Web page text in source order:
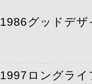
1986グッドデザ
1997ロングライ